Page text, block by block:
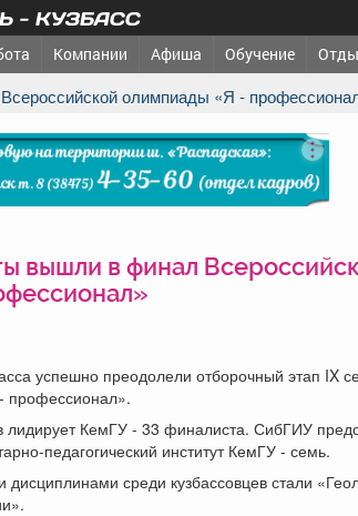
- КУЗБАСС
Компании Афиша Обучение
олимпиады «Я -
вышли в финал
успешно преодолели отборочный этап IX
профессионал».
лидирует КемГУ - 33 финалиста. СибГИУ
педагогический институт КемГУ - семь.
среди кузбассовцев стали